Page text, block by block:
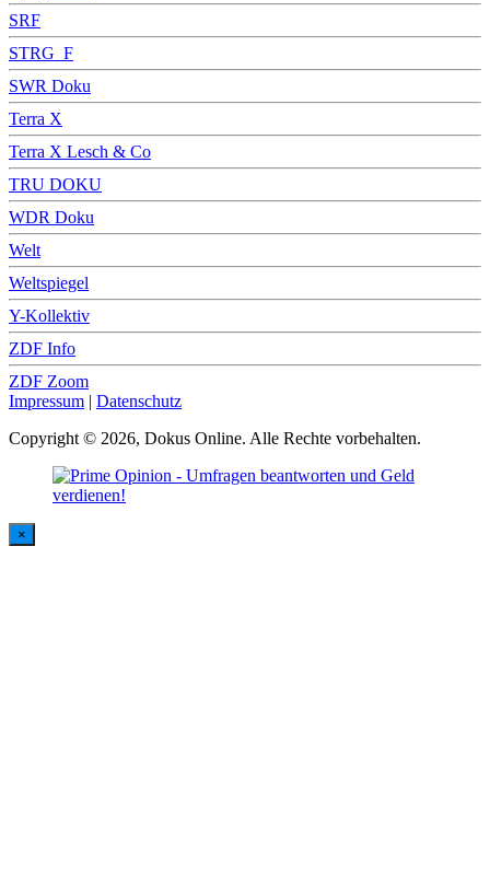
SRF
STRG_F
SWR Doku
Terra X
Terra X Lesch & Co
TRU DOKU
WDR Doku
Welt
Weltspiegel
Y-Kollektiv
ZDF Info
ZDF Zoom
Impressum | Datenschutz
Copyright © 2026, Dokus Online. Alle Rechte vorbehalten.
×